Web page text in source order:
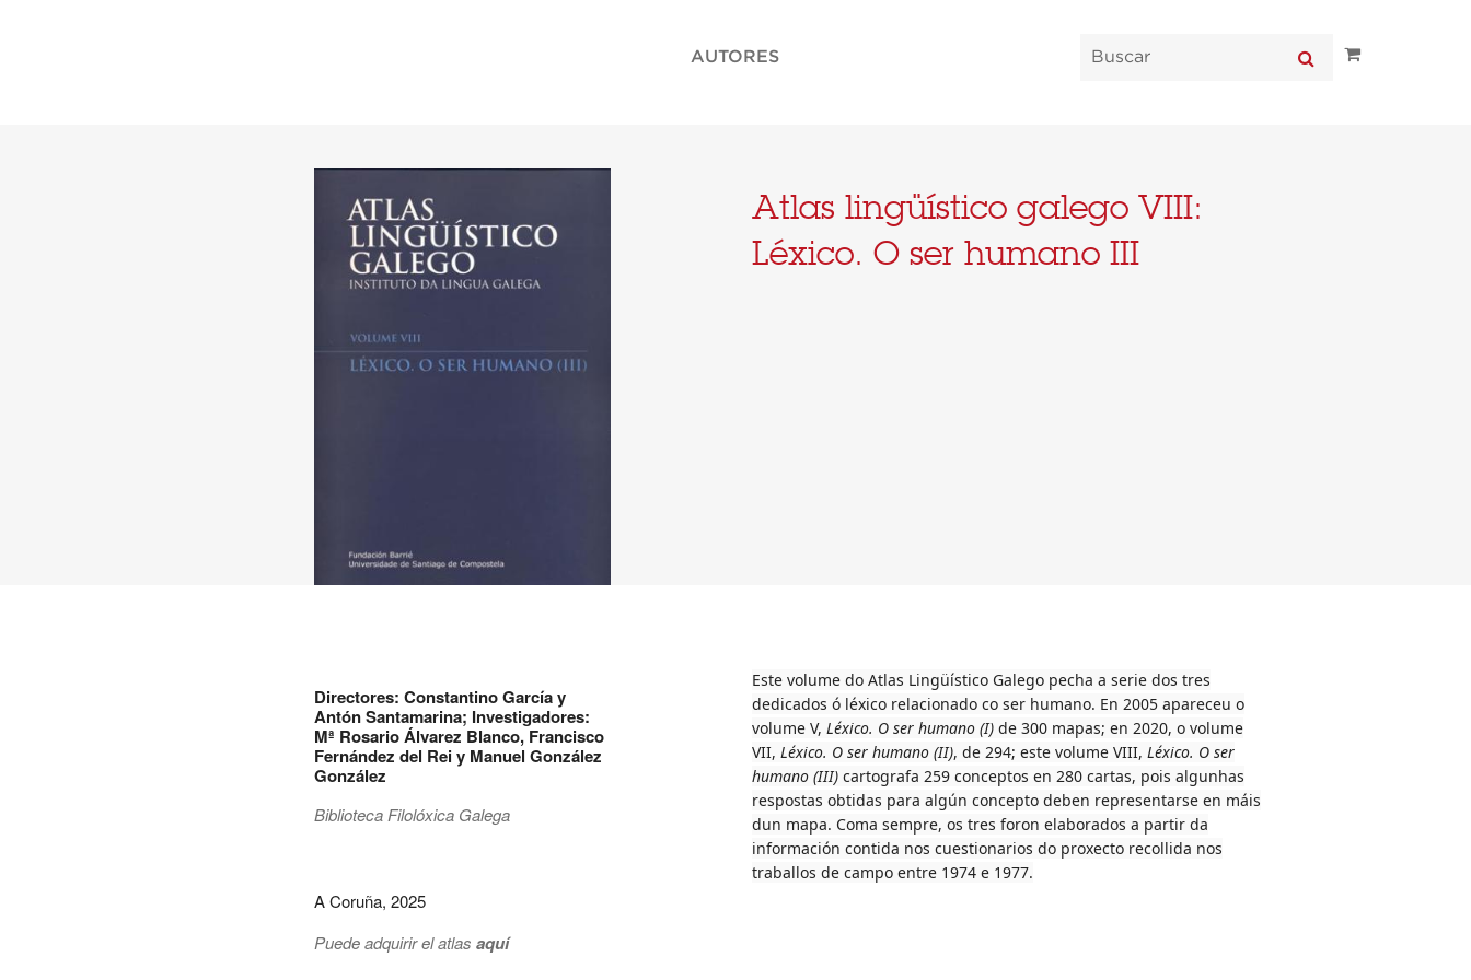
AUTORES
Atlas lingüístico galego VIII:
Léxico. O ser humano III
Directores: Constantino García y
Antón Santamarina; Investigadores:
Mª Rosario Álvarez Blanco, Francisco
Fernández del Rei y Manuel González
González
Biblioteca Filolóxica Galega
A Coruña, 2025
Puede adquirir el atlas aquí
Este volume do Atlas Lingüístico Galego pecha a serie dos tres
dedicados ó léxico relacionado co ser humano. En 2005 apareceu o
volume V, Léxico. O ser humano (I)de 300 mapas; en 2020, o volume
VII, Léxico. O ser humano (II), de 294; este volume VIII, Léxico. O ser
humano (III) cartografa 259 conceptos en 280 cartas, pois algunhas
respostas obtidas para algún concepto deben representarse en máis
dun mapa. Coma sempre, os tres foron elaborados a partir da
información contida nos cuestionarios do proxecto recollida nos
traballos de campo entre 1974 e 1977.